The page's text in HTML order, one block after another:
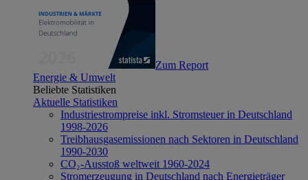
Zum Report
Energie & Umwelt
Beliebte Statistiken
Aktuelle Statistiken
Industriestrompreise inkl. Stromsteuer in Deutschland
1998-2026
Treibhausgasemissionen nach Sektoren in Deutschland
1990-2030
CO₂-Ausstoß weltweit 1960-2024
Stromerzeugung in Deutschland nach Energieträger